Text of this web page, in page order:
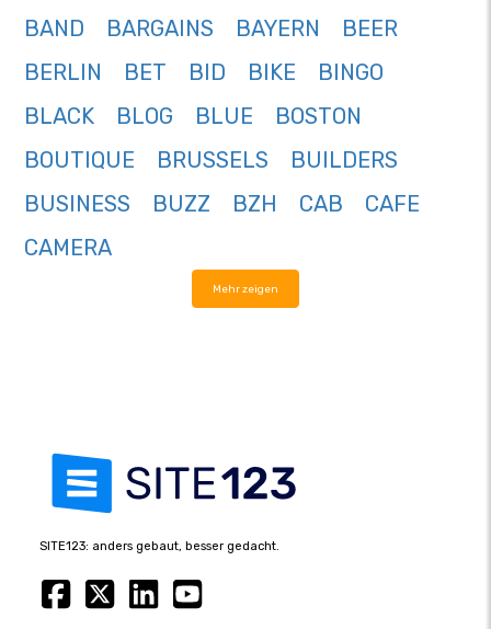
BAND
BARGAINS BAYERN
BEER
BERLIN
BET BID BIKE
BINGO
BLACK
BLOG BLUE
BOSTON
BOUTIQUE
BRUSSELS
BUILDERS
BUSINESS
BUZZ BZH CAB
CAFE
CAMERA
Mehr zeigen
SITE123: anders gebaut, besser gedacht.